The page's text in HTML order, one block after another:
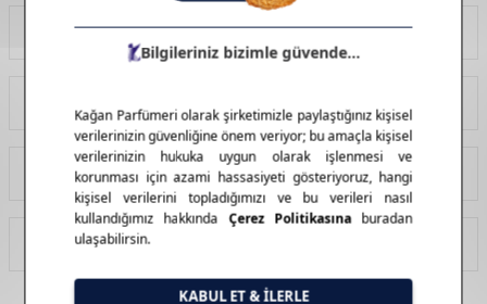
Ödeme Seçenekleri
Tavsiye Et
İade Koşulları